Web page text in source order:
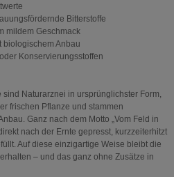
Bitterstoffe
mildem Geschmack
biologischem Anbau
Konservierungsstoffen
Naturarznei in ursprünglichster Form,
frischen Pflanze und stammen
Ganz nach dem Motto „Vom Feld in
nach der Ernte gepresst, kurzzeiterhitzt
Auf diese einzigartige Weise bleibt die
– und das ganz ohne Zusätze in